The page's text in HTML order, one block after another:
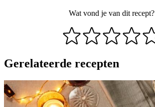
Wat vond je van dit recept?
Gerelateerde recepten